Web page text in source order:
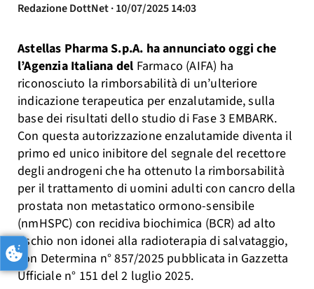
Redazione DottNet · 10/07/2025 14:03
Astellas Pharma S.p.A. ha annunciato oggi che
l’Agenzia Italiana del Farmaco (AIFA) ha
riconosciuto la rimborsabilità di un’ulteriore
indicazione terapeutica per enzalutamide, sulla
base dei risultati dello studio di Fase 3 EMBARK.
Con questa autorizzazione enzalutamide diventa il
primo ed unico inibitore del segnale del recettore
degli androgeni che ha ottenuto la rimborsabilità
per il trattamento di uomini adulti con cancro della
prostata non metastatico ormono-sensibile
(nmHSPC) con recidiva biochimica (BCR) ad alto
rischio non idonei alla radioterapia di salvataggio,
con Determina n° 857/2025 pubblicata in Gazzetta
Ufficiale n° 151 del 2 luglio 2025.